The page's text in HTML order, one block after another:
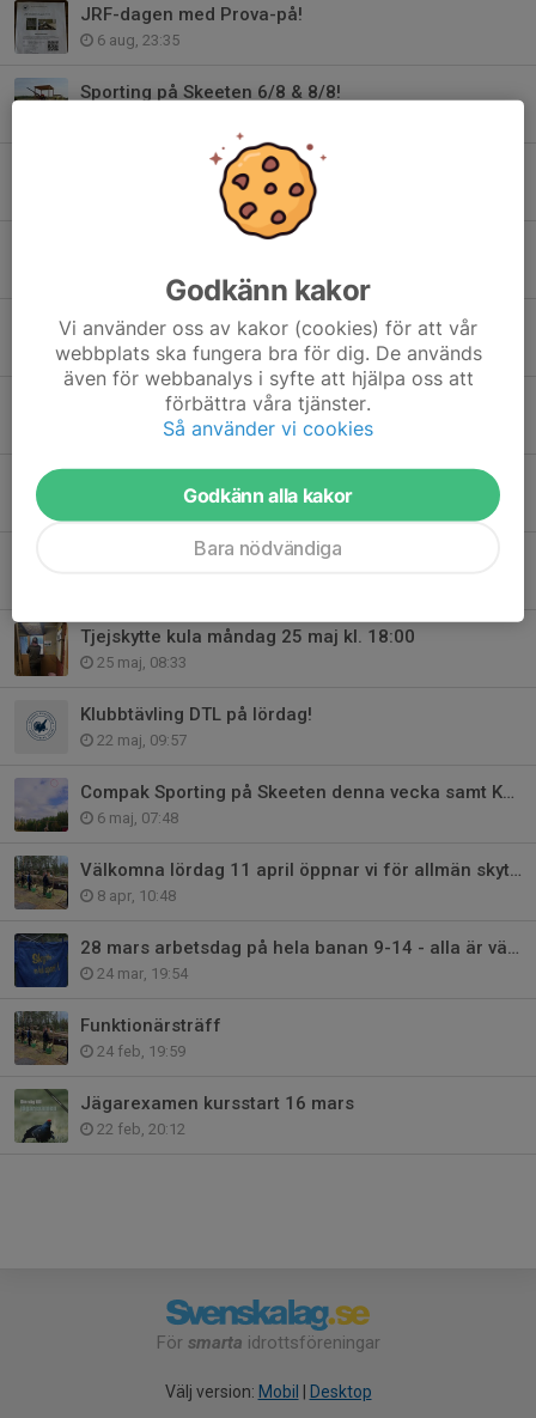
JRF-dagen med Prova-på!
6 aug, 23:35
Sporting på Skeeten 6/8 & 8/8!
Tjejskytte kula måndag 3/8
Make-A-Break 28/7
26 jul, 20:08
KT Viltmål på lördag 27/6
24 jun, 08:49
Stora Klubbmästerskapet söndag 7/6
Tjejskytte kula måndag 25 maj kl. 18:00
25 maj, 08:33
Klubbtävling DTL på lördag!
22 maj, 09:57
Compak Sporting på Skeeten denna vecka samt KT Jägartrap på lördag
6 maj, 07:48
Välkomna lördag 11 april öppnar vi för allmän skytte för säsongen
8 apr, 10:48
28 mars arbetsdag på hela banan 9-14 - alla är välkomna!
24 mar, 19:54
Funktionärsträff
24 feb, 19:59
Jägarexamen kursstart 16 mars
22 feb, 20:12
För smarta idrottsföreningar
Välj version: Mobil | Desktop
Godkänn kakor
Vi använder oss av kakor (cookies) för att vår
webbplats ska fungera bra för dig. De används
även för webbanalys i syfte att hjälpa oss att
förbättra våra tjänster.
Så använder vi cookies
Godkänn alla kakor
Bara nödvändiga